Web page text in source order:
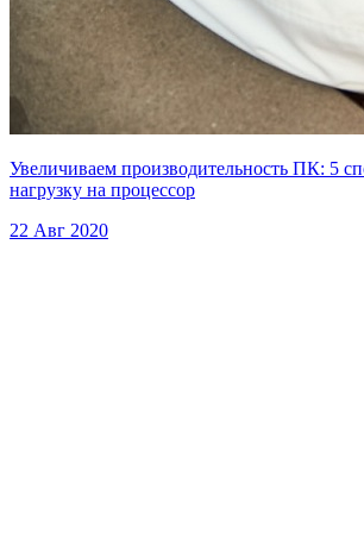
Увеличиваем производительность ПК: 5
нагрузку на процессор
22 Авг 2020